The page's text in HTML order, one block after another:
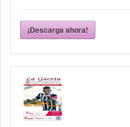
¡Descarga ahora!